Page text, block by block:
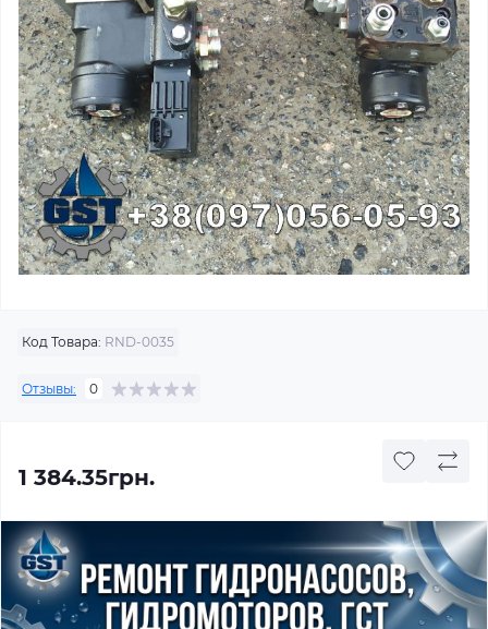
Код Товара: RND-0035
Отзывы: 0
1 384.35грн.